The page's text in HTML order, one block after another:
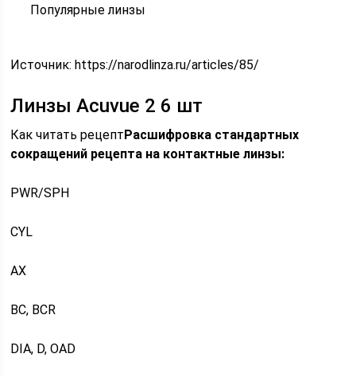
Популярные линзы
Источник:https://narodlinza.ru/articles/85/
Линзы Acuvue 2 6 шт
Как читать рецептРасшифровка стандартных
сокращений рецепта на контактные линзы:
PWR/SPH
CYL
AX
BC, BCR
DIA, D, OAD